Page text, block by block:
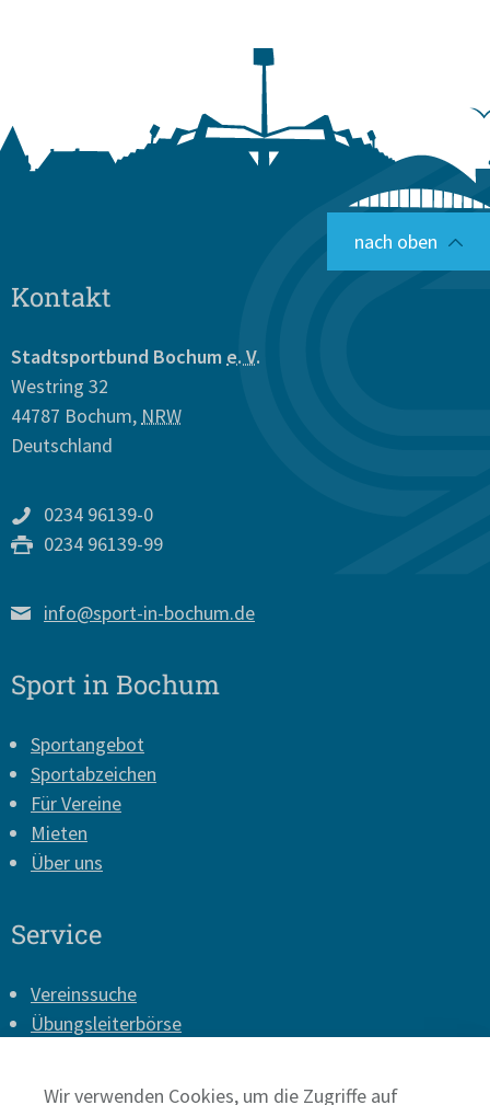
nach oben
Kontakt
Stadtsportbund Bochum e. V.
Westring 32
44787 Bochum, NRW
Deutschland
0234 96139-0
0234 96139-99
info@sport-in-bochum.de
Sport in Bochum
Sportangebot
Sportabzeichen
Für Vereine
Mieten
Über uns
Service
Vereinssuche
Übungsleiterbörse
Presse
Wir verwenden Cookies, um die Zugriffe auf